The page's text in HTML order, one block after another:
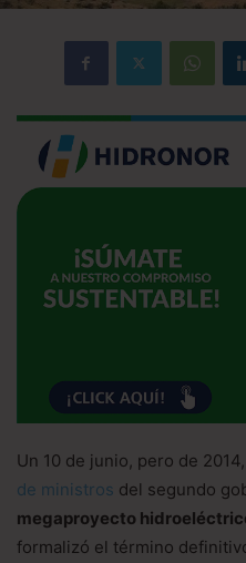
Un 10 de junio, pero de
de ministros del segundo
megaproyecto
formalizó el término